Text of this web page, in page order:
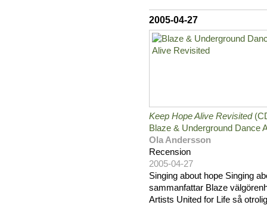
2005-04-27
Keep Hope Alive Revisited
Blaze & Underground Dance
Ola Andersson
Recension
2005-04-27
Singing about hope Singing
sammanfattar Blaze
Artists United for Life så